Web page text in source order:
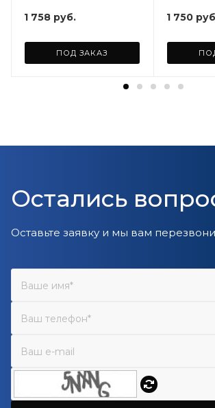
1 758 руб.
ПОД ЗАКАЗ
1 750
Остались
Оставьте заявку и мы вам